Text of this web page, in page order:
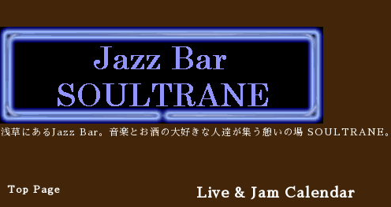
浅草にあるJazz Bar。音楽とお酒の大好きな人達が集う憩いの場 SOULTRANE。
Live & Jam Calendar
Top Page